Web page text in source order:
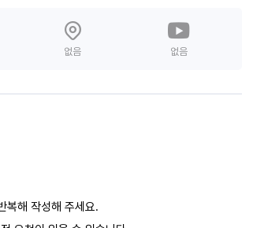
없음 없음
복해 작성해 주세요.